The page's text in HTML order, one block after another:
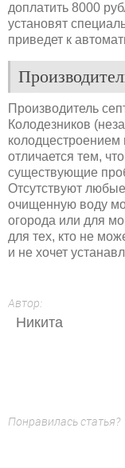
доплатить 8000
установят
приведет к
Производитель
Колодезников
отличается тем,
существующие
Отсутствуют любые
очищенную воду
огорода или для
для тех, кто не
и не хочет
Автор:
Никита
Понравилась статья?